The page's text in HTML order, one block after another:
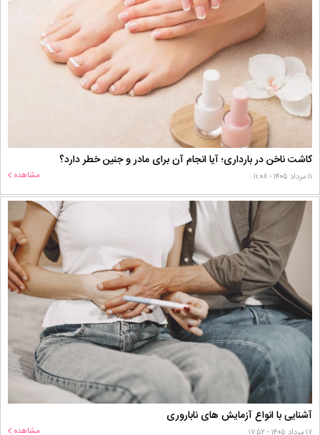
کاشت ناخن در بارداری؛ آیا انجام آن برای مادر و جنین خطر دارد؟
۱۱ مرداد ۱۴۰۵ - ۱۱:۰۸ مشاهده
آشنایی با انواع آزمایش های ناباروری
مشاهده